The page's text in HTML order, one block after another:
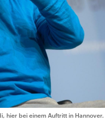
hier bei einem Auftritt in Hannover.